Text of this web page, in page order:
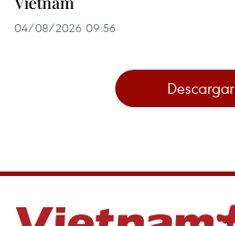
04/08/2026 09:56
Descargar